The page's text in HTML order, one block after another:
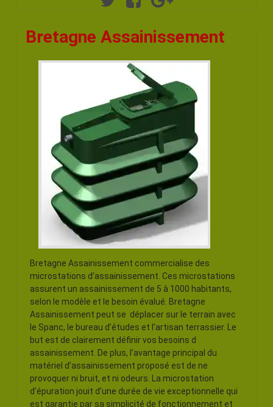
Bretagne Assainissement
Bretagne Assainissement commercialise des
microstations d’assainissement. Ces microstations
assurent un assainissement de 5 à 1000 habitants,
selon le modèle et le besoin évalué. Bretagne
Assainissement peut se déplacer sur le terrain avec
le Spanc, le bureau d’études et l’artisan terrassier. Le
but est de clairement définir vos besoins d
assainissement. De plus, l’avantage principal du
matériel d’assainissement proposé est de ne
provoquer ni bruit, et ni odeurs. La microstation
d’épuration jouit d’une durée de vie exceptionnelle qui
est garantie par sa simplicité de fonctionnement et